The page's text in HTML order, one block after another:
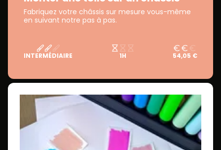
Fabriquez votre châssis sur mesure vous-même
en suivant notre pas à pas.
INTERMÉDIAIRE 1H 54,05 €